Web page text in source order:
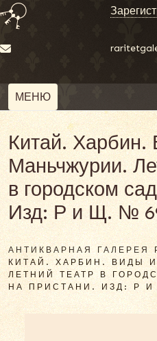
МЕНЮ
Китай.
Маньчжурии.
в городском
Изд: Р и Щ. №
АНТИКВАРНАЯ ГАЛЕРЕЯ
КИТАЙ. ХАРБИН. ВИДЫ
ЛЕТНИЙ ТЕАТР В
НА ПРИСТАНИ. ИЗД: Р